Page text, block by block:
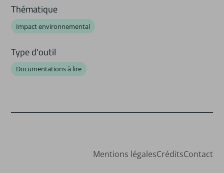
Thématique
Impact environnemental
Type d'outil
Documentations à lire
Mentions légalesCréditsContact